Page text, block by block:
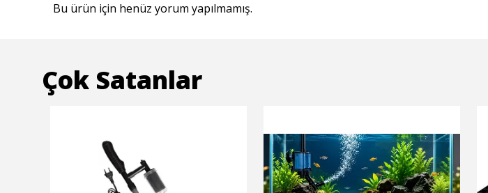
Bu ürün için henüz yorum yapılmamış.
Çok Satanlar